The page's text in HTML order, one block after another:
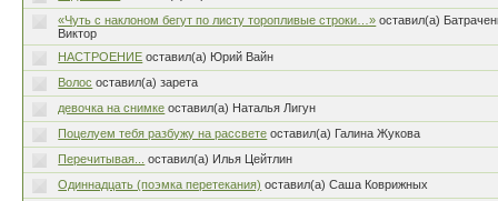
«Чуть с наклоном бегут по листу торопливые строки…» оставил(а)
Виктор
НАСТРОЕНИЕ оставил(а) Юрий Вайн
Волос оставил(а) зарета
девочка на снимке оставил(а) Наталья Лигун
Поцелуем тебя разбужу на рассвете оставил(а) Галина Жукова
Перечитывая...
оставил(а) Илья Цейтлин
Одиннадцать (поэмка перетекания) оставил(а) Саша Коврижных